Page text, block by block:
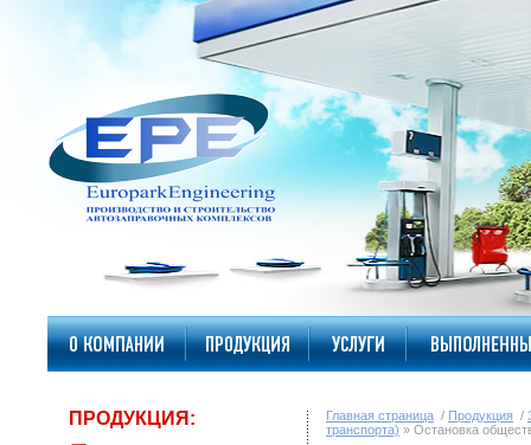
ПРОДУКЦИЯ: Главная страница / Продукция /
транспорта) » Остановка